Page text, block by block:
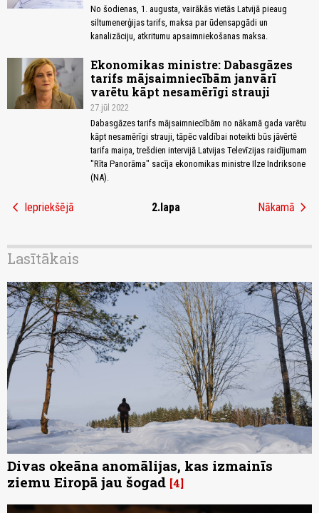
No šodienas, 1. augusta, vairākās vietās Latvijā pieaug
siltumenerģijas tarifs, maksa par ūdensapgādi un
kanalizāciju, atkritumu apsaimniekošanas maksa.
Ekonomikas ministre: Dabasgāzes
tarifs mājsaimniecībām janvārī
varētu kāpt nesamērīgi strauji
27.jūl 2022
Dabasgāzes tarifs mājsaimniecībām no nākamā gada varētu
kāpt nesamērīgi strauji, tāpēc valdībai noteikti būs jāvērtē
tarifa maiņa, trešdien intervijā Latvijas Televīzijas raidījumam
"Rīta Panorāma" sacīja ekonomikas ministre Ilze Indriksone
(NA).
chevron_left Iepriekšējā 2.lapa Nākamā chevron_right
Lasītākais
Divas okeāna anomālijas, kas izmainīs
ziemu Eiropā jau šogad 4